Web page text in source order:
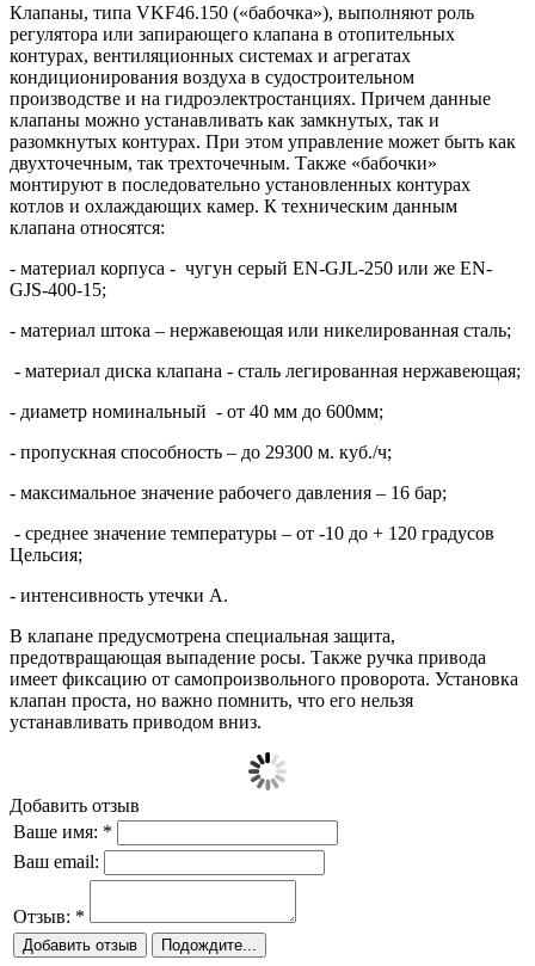
Клапаны, типа VKF46.150 («бабочка»), выполняют роль
регулятора или запирающего клапана в отопительных
контурах, вентиляционных системах и агрегатах
кондиционирования воздуха в судостроительном
производстве и на гидроэлектростанциях. Причем данные
клапаны можно устанавливать как замкнутых, так и
разомкнутых контурах. При этом управление может быть как
двухточечным, так трехточечным. Также «бабочки»
монтируют в последовательно установленных контурах
котлов и охлаждающих камер. К техническим данным
клапана относятся:
- материал корпуса - чугун серый EN-GJL-250 или же EN-
GJS-400-15;
- материал штока – нержавеющая или никелированная сталь;
- материал диска клапана - сталь легированная нержавеющая;
- диаметр номинальный - от 40 мм до 600мм;
- пропускная способность – до 29300 м. куб./ч;
- максимальное значение рабочего давления – 16 бар;
- среднее значение температуры – от -10 до + 120 градусов
Цельсия;
- интенсивность утечки А.
В клапане предусмотрена специальная защита,
предотвращающая выпадение росы. Также ручка привода
имеет фиксацию от самопроизвольного проворота. Установка
клапан проста, но важно помнить, что его нельзя
устанавливать приводом вниз.
Добавить отзыв
Ваше имя: *
Ваш email:
Отзыв: *